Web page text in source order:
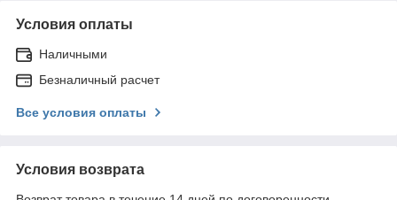
Условия оплаты
Наличными
Безналичный расчет
Все условия оплаты
Условия возврата